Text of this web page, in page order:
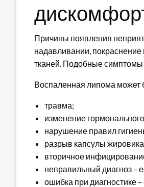
Причины появления
надавливании,
тканей. Подобные симптомы
Воспаленная липома может
травма;
изменение
нарушение правил
разрыв капсулы
вторичное
неправильный диагноз –
ошибка при диагностике